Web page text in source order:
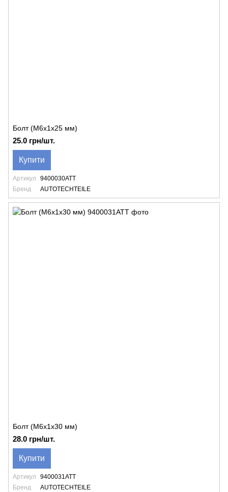
Болт (M6x1x25 мм)
25.0 грн/шт.
Купити
Артикул
9400030ATT
Бренд
AUTOTECHTEILE
Болт (M6x1x30 мм)
28.0 грн/шт.
Купити
Артикул
9400031ATT
Бренд
AUTOTECHTEILE